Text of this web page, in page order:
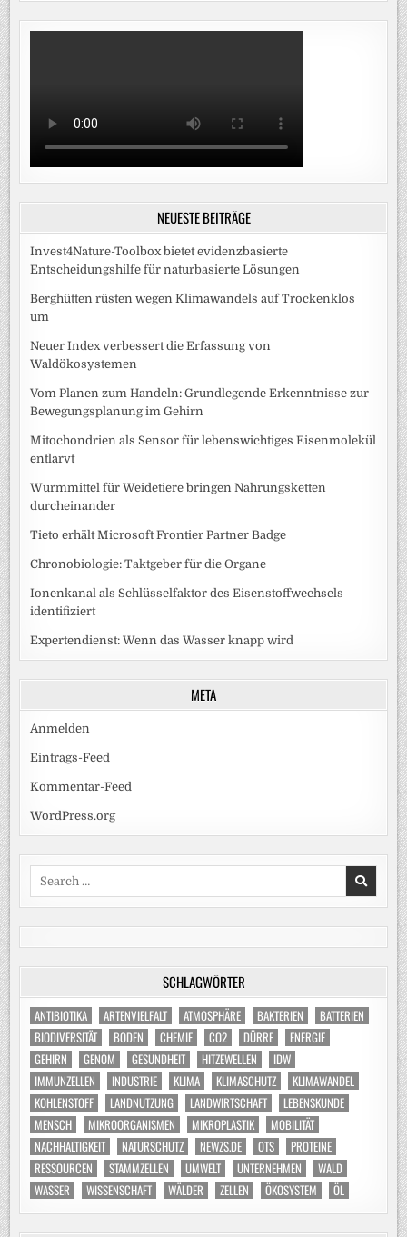
NEUESTE BEITRÄGE
Invest4Nature-Toolbox bietet evidenzbasierte
Entscheidungshilfe für naturbasierte Lösungen
Berghütten rüsten wegen Klimawandels auf Trockenklos
um
Neuer Index verbessert die Erfassung von
Waldökosystemen
Vom Planen zum Handeln: Grundlegende Erkenntnisse zur
Bewegungsplanung im Gehirn
Mitochondrien als Sensor für lebenswichtiges Eisenmolekül
entlarvt
Wurmmittel für Weidetiere bringen Nahrungsketten
durcheinander
Tieto erhält Microsoft Frontier Partner Badge
Chronobiologie: Taktgeber für die Organe
Ionenkanal als Schlüsselfaktor des Eisenstoffwechsels
identifiziert
Expertendienst: Wenn das Wasser knapp wird
META
Anmelden
Eintrags-Feed
Kommentar-Feed
WordPress.org
SCHLAGWÖRTER
ANTIBIOTIKA ARTENVIELFALT ATMOSPHÄRE BAKTERIEN
BATTERIEN
BIODIVERSITÄT
BODEN CHEMIE CO2 DÜRRE
ENERGIE
GEHIRN
GENOM GESUNDHEIT HITZEWELLEN
IDW
IMMUNZELLEN
INDUSTRIE KLIMA KLIMASCHUTZ
KLIMAWANDEL
KOHLENSTOFF
LANDNUTZUNG LANDWIRTSCHAFT
LEBENSKUNDE
MENSCH
MIKROORGANISMEN MIKROPLASTIK
MOBILITÄT
NACHHALTIGKEIT
NATURSCHUTZ NEWZS.DE OTS
PROTEINE
RESSOURCEN
STAMMZELLEN UMWELT UNTERNEHMEN
WALD
WASSER
WISSENSCHAFT WÄLDER ZELLEN ÖKOSYSTEM ÖL